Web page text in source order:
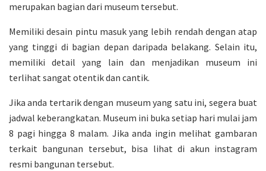
merupakan bagian dari museum tersebut.
Memiliki desain pintu masuk yang lebih rendah dengan atap
yang tinggi di bagian depan daripada belakang. Selain itu,
memiliki detail yang lain dan menjadikan museum ini
terlihat sangat otentik dan cantik.
Jika anda tertarik dengan museum yang satu ini, segera buat
jadwal keberangkatan. Museum ini buka setiap hari mulai jam
8 pagi hingga 8 malam. Jika anda ingin melihat gambaran
terkait bangunan tersebut, bisa lihat di akun instagram
resmi bangunan tersebut.